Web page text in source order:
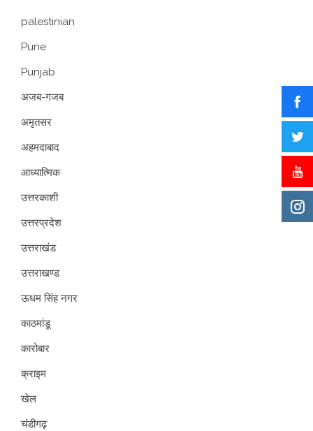
palestinian
Pune
Punjab
अजब-गजब
अमृतसर
अहमदाबाद
आध्यात्मिक
उत्तरकाशी
उत्तरप्रदेश
उत्तराखंड
उत्तराखण्ड
ऊधम सिंह नगर
काठमांडू
कारोबार
क्राइम
खेल
चंडीगढ़